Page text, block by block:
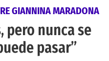
GIANNINA MARADONA
pero nunca se
pasar”